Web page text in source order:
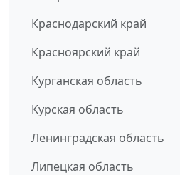
Краснодарский край
Красноярский край
Курганская область
Курская область
Ленинградская область
Липецкая область